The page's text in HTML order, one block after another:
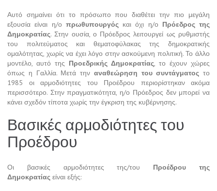
Αυτό σημαίνει ότι το πρόσωπο που διαθέτει την πιο μεγάλη
εξουσία είναι η/ο πρωθυπουργόςκαι όχι η/ο Πρόεδρος της
Δημοκρατίας. Στην ουσία, ο Πρόεδρος λειτουργεί ως ρυθμιστής
του πολιτεύματος και θεματοφύλακας της δημοκρατικής
ομαλότητας, χωρίς να έχει λόγο στην ασκούμενη πολιτική. Το άλλο
μοντέλο, αυτό της Προεδρικής Δημοκρατίας, το έχουν χώρες
όπως η Γαλλία. Μετά την αναθεώρηση του συντάγματος το
1985 οι αρμοδιότητες του Προέδρου περιορίστηκαν ακόμα
περισσότερο. Στην πραγματικότητα, η/ο Πρόεδρος δεν μπορεί να
κάνει σχεδόν τίποτα χωρίς την έγκριση της κυβέρνησης.
Βασικές αρμοδιότητες του
Προέδρου
Οι βασικές αρμοδιότητες της/του Προέδρου της
Δημοκρατίας είναι εξής: